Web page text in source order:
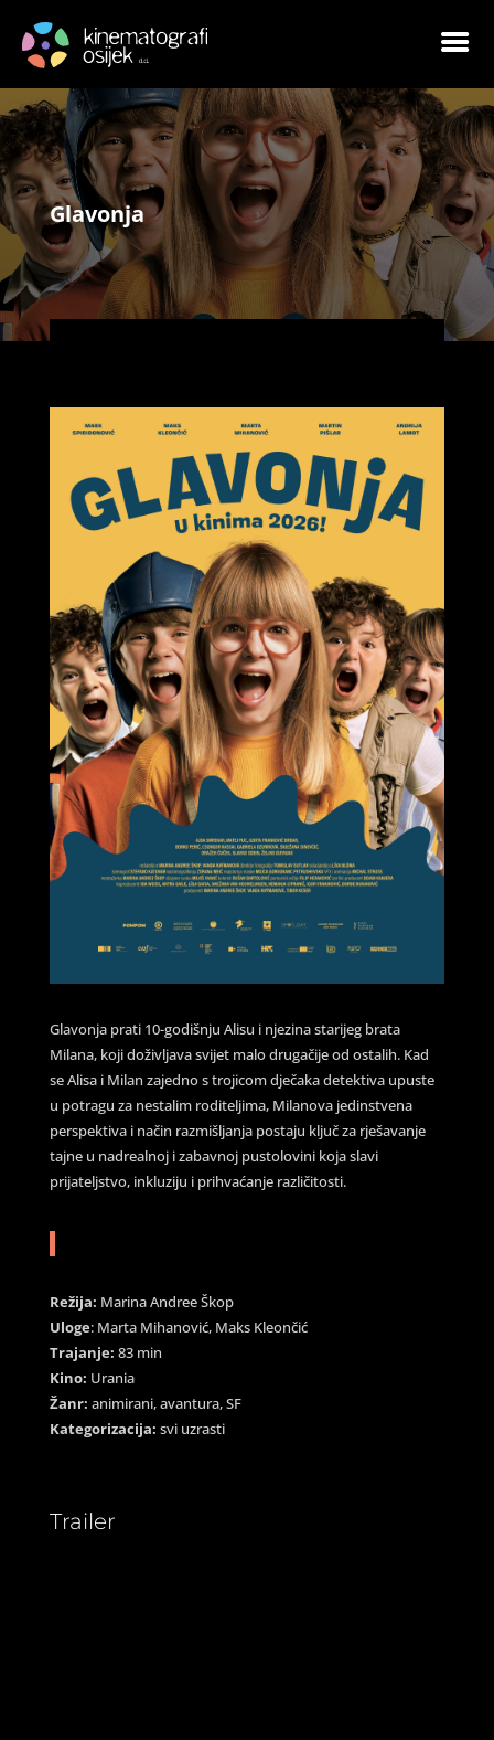
Glavonja
Glavonja prati 10-godišnju Alisu i njezina starijeg brata
Milana, koji doživljava svijet malo drugačije od ostalih. Kad
se Alisa i Milan zajedno s trojicom dječaka detektiva upuste
u potragu za nestalim roditeljima, Milanova jedinstvena
perspektiva i način razmišljanja postaju ključ za rješavanje
tajne u nadrealnoj i zabavnoj pustolovini koja slavi
prijateljstvo, inkluziju i prihvaćanje različitosti.
Režija: Marina Andree Škop
Uloge: Marta Mihanović, Maks Kleončić
Trajanje: 83 min
Kino: Urania
Žanr: animirani, avantura, SF
Kategorizacija: svi uzrasti
Trailer